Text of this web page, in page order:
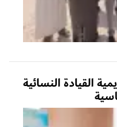
القيادة النسائية